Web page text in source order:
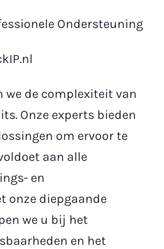
Ondersteuning
we de complexiteit van
Onze experts bieden
om ervoor te
aan alle
en
onze diepgaande
we u bij het
en het